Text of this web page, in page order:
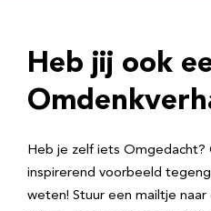
r
e
Heb jij ook
Heb je zelf iets Omgedacht?
inspirerend voorbeeld
weten! Stuur een mailtje naar